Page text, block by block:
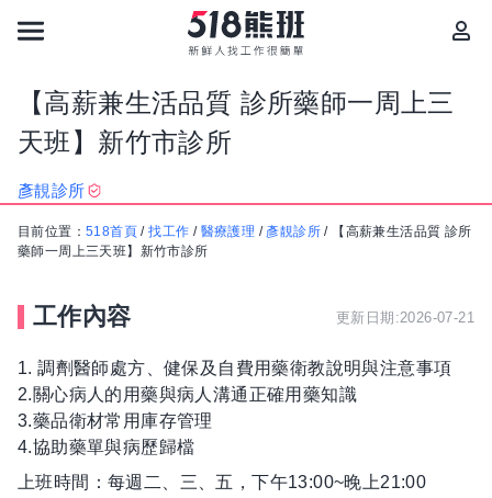
【高薪兼生活品質 診所藥師一周上三
天班】新竹市診所
彥靚診所
目前位置： 518首頁 /找工作 / 醫療護理 / 彥靚診所 /
【高薪兼生活品質 診所
藥師一周上三天班】新竹市診所
工作內容 更新日期:2026-07-21
1. 調劑醫師處方、健保及自費用藥衛教說明與注意事項
2.關心病人的用藥與病人溝通正確用藥知識
3.藥品衛材常用庫存管理
4.協助藥單與病歷歸檔
上班時間：每週二、三、五，下午13:00~晚上21:00